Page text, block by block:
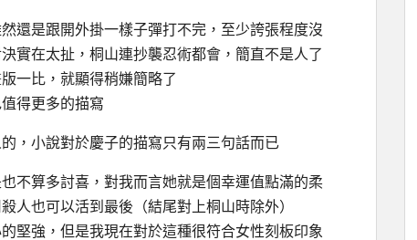
還是跟開外掛一樣子彈打不完，至少誇張程度沒
實在太扯，桐山連抄襲忍術都會，簡直不是人了
一比，就顯得稍嫌簡略了
得更多的描寫
，小說對於慶子的描寫只有兩三句話而已
不算多討喜，對我而言她就是個幸運值點滿的柔
人也可以活到最後（結尾對上桐山時除外）
堅強，但是我現在對於這種很符合女性刻板印象